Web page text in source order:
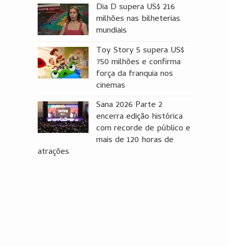
Dia D supera US$ 216
milhões nas bilheterias
mundiais
Toy Story 5 supera US$
750 milhões e confirma
força da franquia nos
cinemas
Sana 2026 Parte 2
encerra edição histórica
com recorde de público e
mais de 120 horas de
atrações